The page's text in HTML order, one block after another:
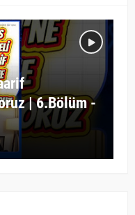
| 6.Bölüm -